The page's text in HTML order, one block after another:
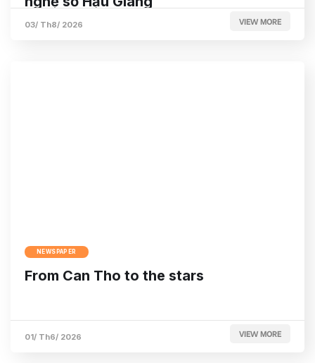
03/ Th8/ 2026 VIEW MORE
NEWSPAPER
From Can Tho to the stars
01/ Th6/ 2026 VIEW MORE